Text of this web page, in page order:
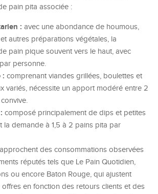
pain pita associée :
: avec une abondance de houmous,
autres préparations végétales, la
pain pique souvent vers le haut, avec
personne.
: comprenant viandes grillées, boulettes et
variés, nécessite un apport modéré entre 2
composé principalement de dips et petites
la demande à 1,5 à 2 pains pita par
des consommations observées
réputés tels que Le Pain Quotidien,
ou encore Baton Rouge, qui ajustent
en fonction des retours clients et des